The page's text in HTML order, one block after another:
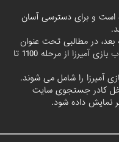
است و برای دسترسی آسان
جواب بازی آمیرزا از مرحله 1100 تا
آمیرزا را شامل می شوند.
کادر جستجوی سایت
نمایش داده شود.